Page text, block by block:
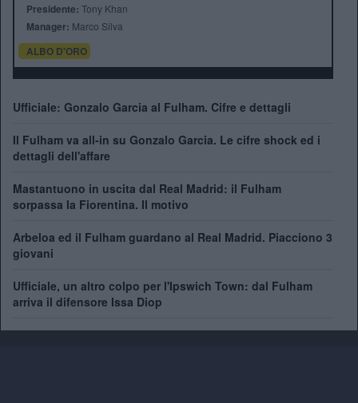
Presidente: Tony Khan
Manager: Marco Silva
ALBO D'ORO
Ufficiale: Gonzalo Garcia al Fulham. Cifre e dettagli
Il Fulham va all-in su Gonzalo Garcia. Le cifre shock ed i
dettagli dell'affare
Mastantuono in uscita dal Real Madrid: il Fulham
sorpassa la Fiorentina. Il motivo
Arbeloa ed il Fulham guardano al Real Madrid. Piacciono 3
giovani
Ufficiale, un altro colpo per l'Ipswich Town: dal Fulham
arriva il difensore Issa Diop